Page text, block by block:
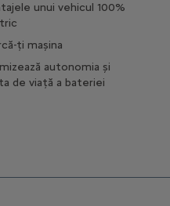
unui vehicul 100%
ți mașina
autonomia și
de viață a bateriei